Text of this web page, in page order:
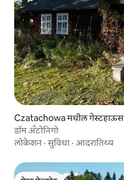
Czatachowa मधील गेस्टहाऊस
डॉम अँटोनिगो
लोकेशन ·सुविधा · आदरातिथ्य